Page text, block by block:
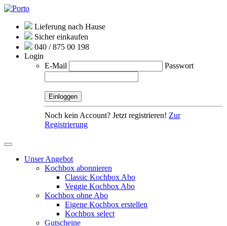
Lieferung nach Hause
Sicher einkaufen
040 / 875 00 198
Login
E-Mail
Passwort
Noch kein Account? Jetzt registrieren! Zur
Registrierung
Unser Angebot
Kochbox abonnieren
Classic Kochbox Abo
Veggie Kochbox Abo
Kochbox ohne Abo
Eigene Kochbox erstellen
Kochbox select
Gutscheine